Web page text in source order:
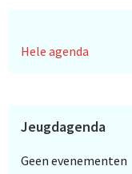
Hele agenda
Jeugdagenda
Geen evenementen